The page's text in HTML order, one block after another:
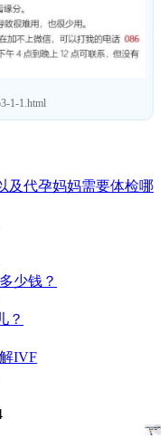
1-1.html
及代孕妈妈需要体检哪
少钱？
？
IVF